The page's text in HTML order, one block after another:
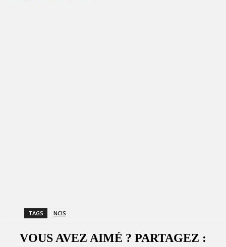
TAGS NCIS
VOUS AVEZ AIMÉ ? PARTAGEZ :